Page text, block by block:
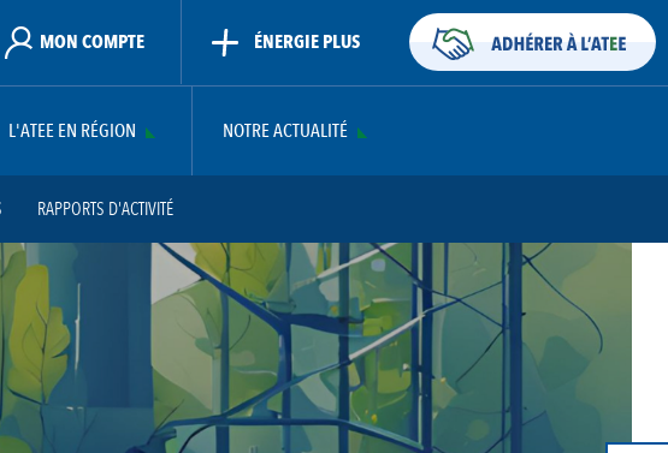
MON COMPTE ÉNERGIE PLUS
L'ATEE EN RÉGION NOTRE ACTUALITÉ
RAPPORTS D'ACTIVITÉ